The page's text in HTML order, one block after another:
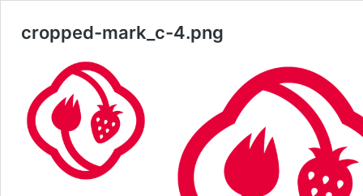
cropped-mark_c-4.png